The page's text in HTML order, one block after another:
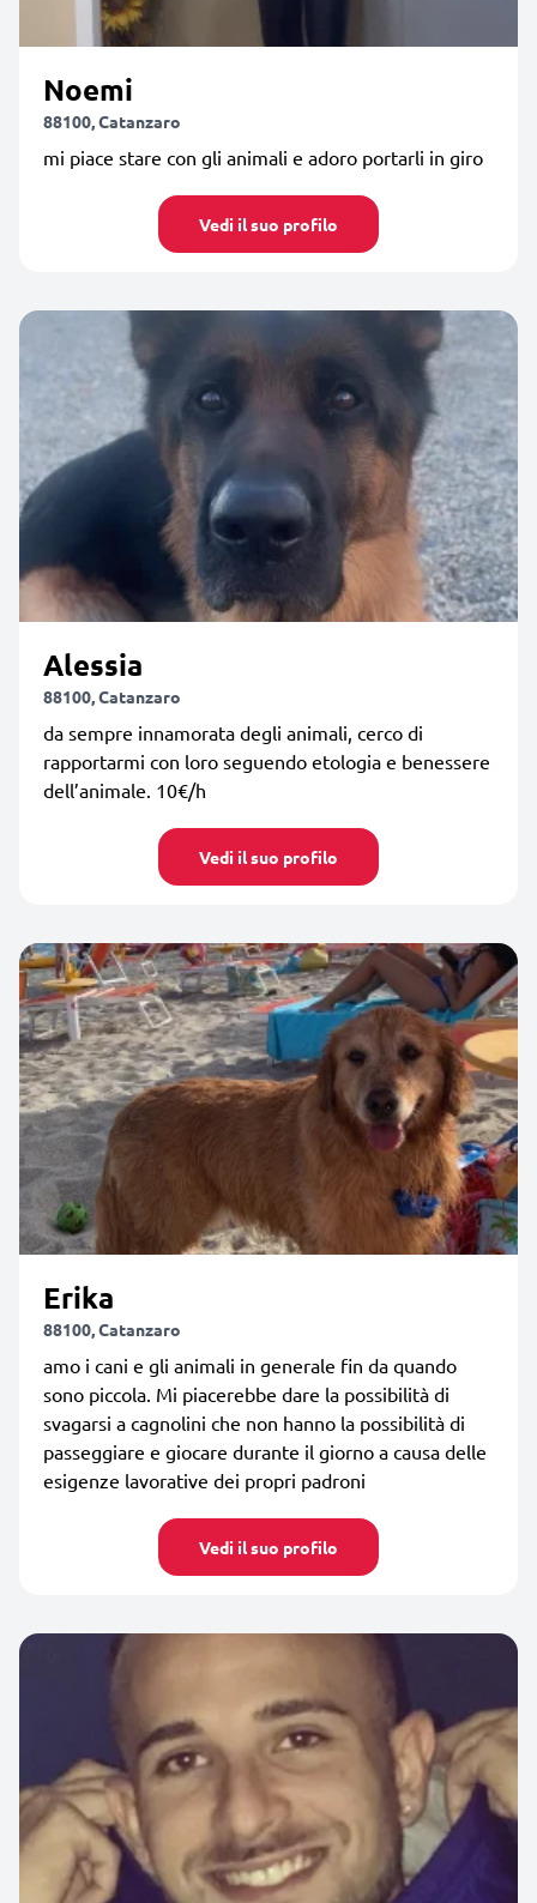
Noemi
88100, Catanzaro
mi piace stare con gli animali e adoro portarli in giro
Vedi il suo profilo
Alessia
88100, Catanzaro
da sempre innamorata degli animali, cerco di
rapportarmi con loro seguendo etologia e benessere
dell’animale. 10€/h
Vedi il suo profilo
Erika
88100, Catanzaro
amo i cani e gli animali in generale fin da quando
sono piccola. Mi piacerebbe dare la possibilità di
svagarsi a cagnolini che non hanno la possibilità di
passeggiare e giocare durante il giorno a causa delle
esigenze lavorative dei propri padroni
Vedi il suo profilo